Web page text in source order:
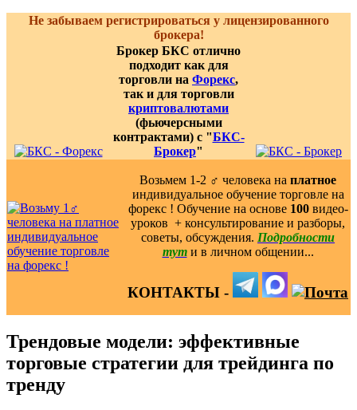
Не забываем регистрироваться у лицензированного
брокера!
Брокер БКС отлично
подходит как для
торговли на Форекс,
так и для торговли
криптовалютами
(фьючерсными
контрактами) с "БКС-
Брокер"
Возьмем 1-2 ‍♂️ человека на платное
индивидуальное обучение торговле на
форекс ! Обучение на основе 100видео-
уроков ️ + консультирование и разборы,
советы, обсуждения. Подробности
тут и в личном общении...
КОНТАКТЫ -
Трендовые модели: эффективные
торговые стратегии для трейдинга по
тренду